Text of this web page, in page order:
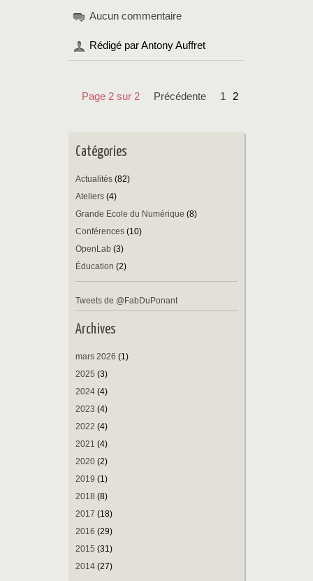
Aucun commentaire
Rédigé par Antony Auffret
Page 2 sur 2 précédente 1 2
Catégories
Actualités (82)
Ateliers (4)
Grande Ecole du Numérique (8)
Conférences (10)
OpenLab (3)
Éducation (2)
Tweets de @FabDuPonant
Archives
mars 2026 (1)
2025 (3)
2024 (4)
2023 (4)
2022 (4)
2021 (4)
2020 (2)
2019 (1)
2018 (8)
2017 (18)
2016 (29)
2015 (31)
2014 (27)